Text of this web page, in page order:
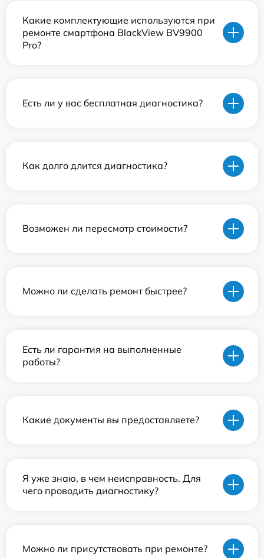
Какие комплектующие используются при
ремонте смартфона BlackView BV9900
Pro?
Есть ли у вас бесплатная диагностика?
Как долго длится диагностика?
Возможен ли пересмотр стоимости?
Можно ли сделать ремонт быстрее?
Есть ли гарантия на выполненные
работы?
Какие документы вы предоставляете?
Я уже знаю, в чем неисправность. Для
чего проводить диагностику?
Можно ли присутствовать при ремонте?